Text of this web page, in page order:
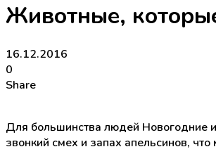
Животные,
16.12.2016
0
Share
Для большинства людей Новогодние
звонкий смех и запах апельсинов,